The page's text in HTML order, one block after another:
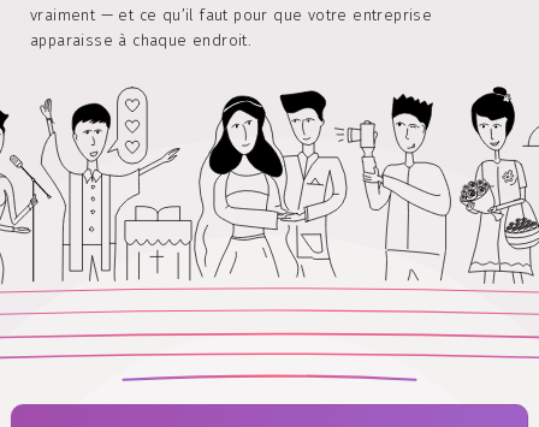
vraiment — et ce qu’il faut pour que votre entreprise
apparaisse à chaque endroit.